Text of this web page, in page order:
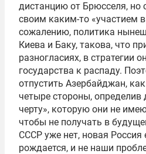
дистанцию от Брюсселя, но
своим каким-то «участием
сожалению, политика
Киева и Баку, такова, что
разногласиях, в стратегии
государства к распаду.
отпустить Азербайджан,
четыре стороны, определив
черту», которую они не
чтобы не получать в
СССР уже нет, новая Россия
рождается, и не наши